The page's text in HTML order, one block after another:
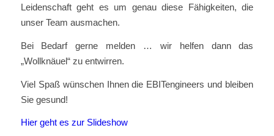
Leidenschaft geht es um genau diese Fähigkeiten, die
unser Team ausmachen.
Bei Bedarf gerne melden … wir helfen dann das
„Wollknäuel“ zu entwirren.
Viel Spaß wünschen Ihnen die EBITengineers und bleiben
Sie gesund!
Hier geht es zur Slideshow